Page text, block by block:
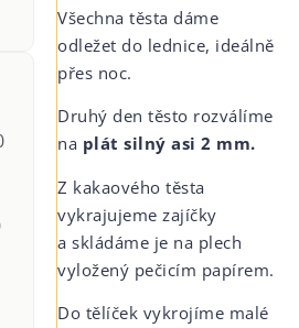
Všechna těsta dáme
odležet do lednice, ideálně
přes noc.
Druhý den těsto rozválíme
na plát silný asi 2 mm.
Z kakaového těsta
vykrajujeme zajíčky
a skládáme je na plech
vyložený pečicím papírem.
Do tělíček vykrojíme malé